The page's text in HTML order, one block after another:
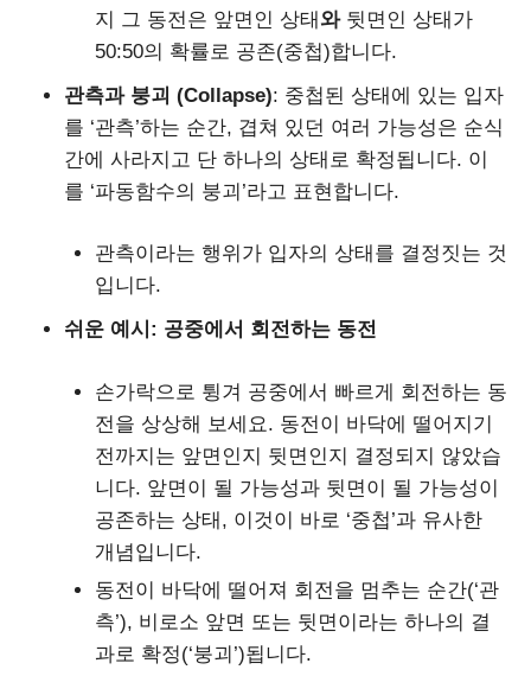
지 그 동전은 앞면인 상태 와뒷면인 상태가
50:50의 확률로 공존(중첩)합니다.
관측과 붕괴 (Collapse): 중첩된 상태에 있는 입자
를 ‘관측’하는 순간, 겹쳐 있던 여러 가능성은 순식
간에 사라지고 단 하나의 상태로 확정됩니다. 이
를 ‘파동함수의 붕괴’라고 표현합니다.
관측이라는 행위가 입자의 상태를 결정짓는 것
입니다.
쉬운 예시: 공중에서 회전하는 동전
손가락으로 튕겨 공중에서 빠르게 회전하는 동
전을 상상해 보세요. 동전이 바닥에 떨어지기
전까지는 앞면인지 뒷면인지 결정되지 않았습
니다. 앞면이 될 가능성과 뒷면이 될 가능성이
공존하는 상태, 이것이 바로 ‘중첩’과 유사한
개념입니다.
동전이 바닥에 떨어져 회전을 멈추는 순간(‘관
측’), 비로소 앞면 또는 뒷면이라는 하나의 결
과로 확정(‘붕괴’)됩니다.